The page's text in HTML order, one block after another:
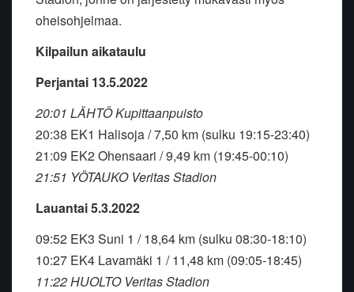
oheisohjelmaa.
Kilpailun aikataulu
Perjantai 13.5.2022
20:01 LÄHTÖ Kupittaanpuisto
20:38 EK1 Halisoja / 7,50 km (sulku 19:15-23:40)
21:09 EK2 Ohensaari / 9,49 km (19:45-00:10)
21:51 YÖTAUKO Veritas Stadion
Lauantai 5.3.2022
09:52 EK3 Suni 1 / 18,64 km (sulku 08:30-18:10)
10:27 EK4 Lavamäki 1 / 11,48 km (09:05-18:45)
11:22 HUOLTO Veritas Stadion